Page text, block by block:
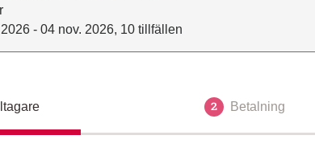
- 04 nov. 2026, 10 tillfällen
steg 2 Betalning